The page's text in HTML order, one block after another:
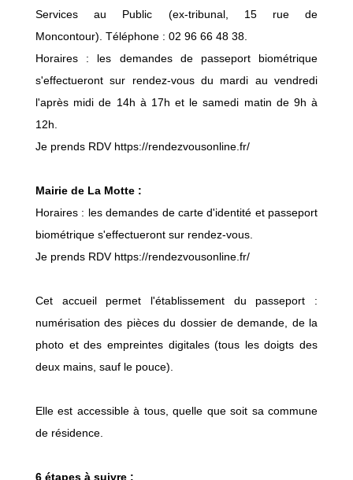
Services au Public (ex-tribunal, 15 rue de
Moncontour). Téléphone : 02 96 66 48 38.
Horaires : les demandes de passeport biométrique
s'effectueront sur rendez-vous du mardi au vendredi
l'après midi de 14h à 17h et le samedi matin de 9h à
12h.
Je prends RDV https://rendezvousonline.fr/
Mairie de La Motte :
Horaires : les demandes de carte d'identité et passeport
biométrique s'effectueront sur rendez-vous.
Je prends RDV https://rendezvousonline.fr/
Cet accueil permet l'établissement du passeport :
numérisation des pièces du dossier de demande, de la
photo et des empreintes digitales (tous les doigts des
deux mains, sauf le pouce).
Elle est accessible à tous, quelle que soit sa commune
de résidence.
6 étapes à suivre :